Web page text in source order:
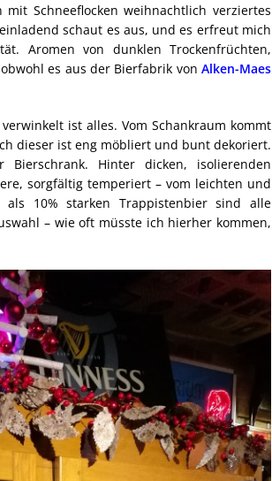
Schneeflocken weihnachtlich verziertes
schaut es aus, und es erfreut mich
Aromen von dunklen Trockenfrüchten,
es aus der Bierfabrik vonAlken-Maes
ist alles. Vom Schankraum kommt
dieser ist eng möbliert und bunt dekoriert.
Hinter dicken, isolierenden
sorgfältig temperiert – vom leichten und
10% starken Trappistenbier sind alle
– wie oft müsste ich hierher kommen,